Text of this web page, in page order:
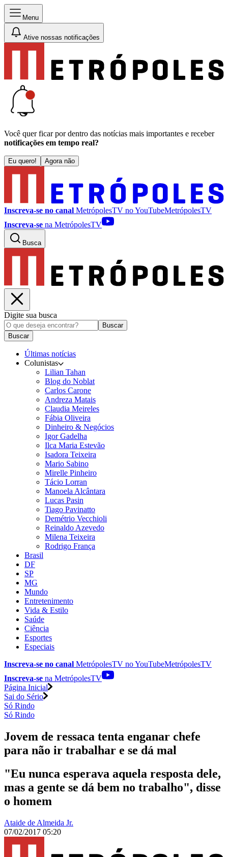
Menu
Ative nossas notificações
Você quer ficar por dentro das notícias mais importantes e receber
notificações em tempo real?
Eu quero! Agora não
Inscreva-se no canal MetrópolesTV noYouTubeMetrópolesTV
Inscreva-se na MetrópolesTV
Busca
Digite sua busca
Buscar
Buscar
Últimas notícias
Colunistas
Lilian Tahan
Blog do Noblat
Carlos Carone
Andreza Matais
Claudia Meireles
Fábia Oliveira
Dinheiro & Negócios
Igor Gadelha
Ilca Maria Estevão
Isadora Teixeira
Mario Sabino
Mirelle Pinheiro
Tácio Lorran
Manoela Alcântara
Lucas Pasin
Tiago Pavinatto
Demétrio Vecchioli
Reinaldo Azevedo
Milena Teixeira
Rodrigo França
Brasil
DF
SP
MG
Mundo
Entretenimento
Vida & Estilo
Saúde
Ciência
Esportes
Especiais
Inscreva-se no canal MetrópolesTV noYouTubeMetrópolesTV
Inscreva-se na MetrópolesTV
Página Inicial
Sai do Sério
Só Rindo
Só Rindo
Jovem de ressaca tenta enganar chefe
para não ir trabalhar e se dá mal
"Eu nunca esperava aquela resposta dele,
mas a gente se dá bem no trabalho", disse
o homem
Ataide de Almeida Jr.
07/02/2017 05:20